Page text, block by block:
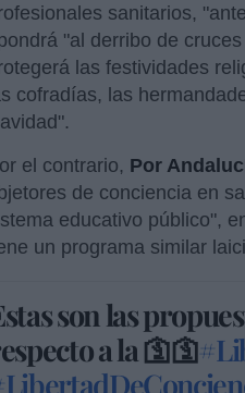
sanitarios,
"al derribo de
las festividades
cofradías, las
el contrario, Por
de conciencia en
educativo público",
un programa similar
son las
a la 🛐🛐